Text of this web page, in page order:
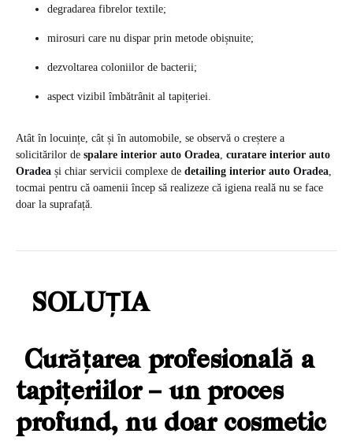
degradarea fibrelor textile;
mirosuri care nu dispar prin metode obișnuite;
dezvoltarea coloniilor de bacterii;
aspect vizibil îmbătrânit al tapițeriei.
Atât în locuințe, cât și în automobile, se observă o creștere a
solicitărilor de spalare interior auto Oradea, curatare interior auto
Oradea și chiar servicii complexe de detailing interior auto Oradea,
tocmai pentru că oamenii încep să realizeze că igiena reală nu se face
doar la suprafață.
SOLUȚIA
Curățarea profesională a
tapițeriilor – un proces
profund, nu doar cosmetic